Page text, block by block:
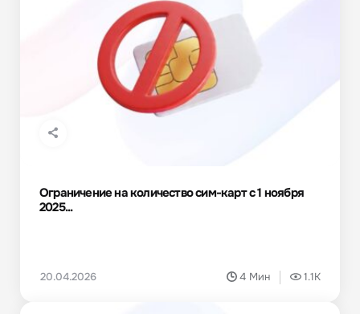
Ограничение на количество сим-карт с 1 ноября
2025...
20.04.2026 4 Мин 1.1K